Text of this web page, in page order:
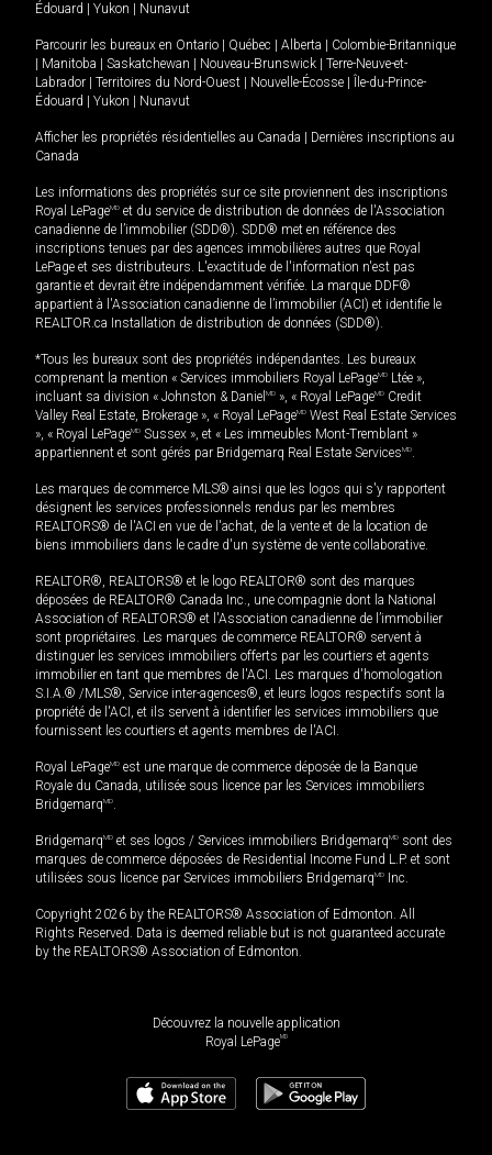
Édouard
Yukon Nunavut
Parcourir les bureaux en Ontario Québec Alberta
Colombie-Britannique
Manitoba Saskatchewan Nouveau-Brunswick
Terre-Neuve-et-
Labrador
Territoires du Nord-Ouest Nouvelle-Écosse
Île-du-Prince-
Édouard
Yukon Nunavut
Afficher les propriétés résidentielles au Canada
Dernières inscriptions au
Canada
Les informations des propriétés sur ce site proviennent des inscriptions
Royal LePageMD et du service de distribution de données de l'Association
canadienne de l’immobilier (SDD®). SDD® met en référence des
inscriptions tenues par des agences immobilières autres que Royal
LePage et ses distributeurs. L'exactitude de l'information n'est pas
garantie et devrait être indépendamment vérifiée. La marque DDF®
appartient à l'Association canadienne de l’immobilier (ACI) et identifie le
REALTOR.ca Installation de distribution de données (SDD®).
*Tous les bureaux sont des propriétés indépendantes. Les bureaux
comprenant la mention « Services immobiliers Royal LePageMD Ltée »,
incluant sa division « Johnston & Daniel MD », « Royal LePageMD Credit
Valley Real Estate, Brokerage », « Royal LePageMD West Real Estate Services
», « Royal LePageMD Sussex », et « Les immeubles Mont-Tremblant »
appartiennent et sont gérés par Bridgemarq Real Estate ServicesMD.
Les marques de commerce MLS® ainsi que les logos qui s'y rapportent
désignent les services professionnels rendus par les membres
REALTORS® de l'ACI en vue de l'achat, de la vente et de la location de
biens immobiliers dans le cadre d'un système de vente collaborative.
REALTOR®, REALTORS® et le logo REALTOR® sont des marques
déposées de REALTOR® Canada Inc., une compagnie dont la National
Association of REALTORS® et l'Association canadienne de l’immobilier
sont propriétaires. Les marques de commerce REALTOR® servent à
distinguer les services immobiliers offerts par les courtiers et agents
immobilier en tant que membres de l'ACI. Les marques d'homologation
S.I.A.® /MLS®, Service inter-agences®, et leurs logos respectifs sont la
propriété de l'ACI, et ils servent à identifier les services immobiliers que
fournissent les courtiers et agents membres de l'ACI.
Royal LePageMD est une marque de commerce déposée de la Banque
Royale du Canada, utilisée sous licence par les Services immobiliers
BridgemarqMD.
BridgemarqMD et ses logos / Services immobiliers BridgemarqMD sont des
marques de commerce déposées de Residential Income Fund L.P. et sont
utilisées sous licence par Services immobiliers BridgemarqMD Inc.
Copyright 2026 by the REALTORS® Association of Edmonton. All
Rights Reserved. Data is deemed reliable but is not guaranteed accurate
by the REALTORS® Association of Edmonton.
Découvrez la nouvelle application
Royal LePageMD